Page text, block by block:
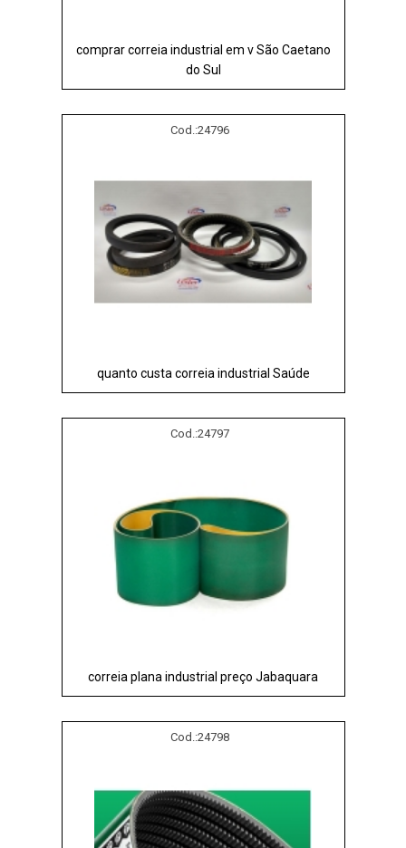
comprar correia industrial em v São Caetano
do Sul
Cod.:24796
quanto custa correia industrial Saúde
Cod.:24797
correia plana industrial preço Jabaquara
Cod.:24798